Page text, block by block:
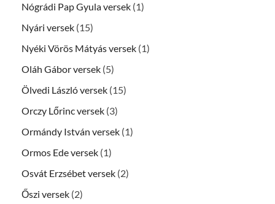
Nógrádi Pap Gyula versek (1)
Nyári versek (15)
Nyéki Vörös Mátyás versek (1)
Oláh Gábor versek (5)
Ölvedi László versek (15)
Orczy Lőrinc versek (3)
Ormándy István versek (1)
Ormos Ede versek (1)
Osvát Erzsébet versek (2)
Őszi versek (2)